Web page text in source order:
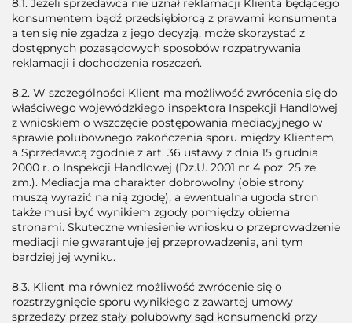
8.1. Jeżeli sprzedawca nie uznał reklamacji Klienta będącego
konsumentem bądź przedsiębiorcą z prawami konsumenta
a ten się nie zgadza z jego decyzją, może skorzystać z
dostępnych pozasądowych sposobów rozpatrywania
reklamacji i dochodzenia roszczeń.
8.2. W szczególności Klient ma możliwość zwrócenia się do
właściwego wojewódzkiego inspektora Inspekcji Handlowej
z wnioskiem o wszczęcie postępowania mediacyjnego w
sprawie polubownego zakończenia sporu między Klientem,
a Sprzedawcą zgodnie z art. 36 ustawy z dnia 15 grudnia
2000 r. o Inspekcji Handlowej (Dz.U. 2001 nr 4 poz. 25 ze
zm.). Mediacja ma charakter dobrowolny (obie strony
muszą wyrazić na nią zgodę), a ewentualna ugoda stron
także musi być wynikiem zgody pomiędzy obiema
stronami. Skuteczne wniesienie wniosku o przeprowadzenie
mediacji nie gwarantuje jej przeprowadzenia, ani tym
bardziej jej wyniku.
8.3. Klient ma również możliwość zwrócenie się o
rozstrzygnięcie sporu wynikłego z zawartej umowy
sprzedaży przez stały polubowny sąd konsumencki przy